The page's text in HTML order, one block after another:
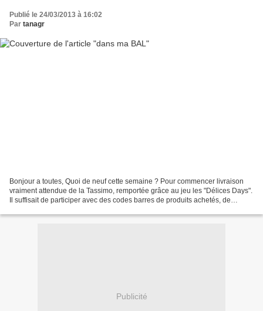
Publié le 24/03/2013 à 16:02
Par tanagr
Bonjour a toutes, Quoi de neuf cette semaine ? Pour commencer livraison
vraiment attendue de la Tassimo, remportée grâce au jeu les "Délices Days".
Il suffisait de participer avec des codes barres de produits achetés, de
Publicité